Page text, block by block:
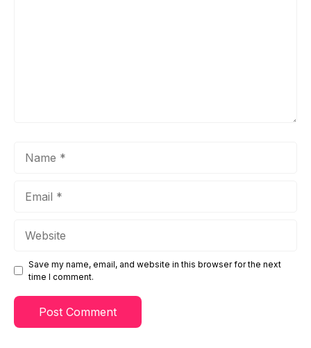
Save my name, email, and website in this browser for the next
time I comment.